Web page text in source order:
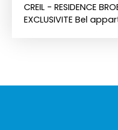
CREIL - RESIDENCE
EXCLUSIVITE Bel